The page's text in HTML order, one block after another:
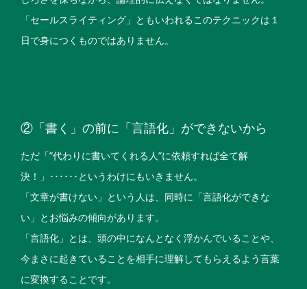
「セールスライティング」ともいわれるこのテクニックは１
日で身につくものではありません。
②「書く」の前に「言語化」ができないから
ただ「”代わりに書いてくれる人”に依頼すれば全て解
決！」･･････というわけにもいきません。
「文章が書けない」という人は、同時に「言語化ができな
い」とお悩みの傾向があります。
「言語化」とは、頭の中になんとなく浮かんでいることや、
今まさに起きていることを相手に理解してもらえるよう言葉
に変換することです。